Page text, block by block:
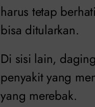
harus tetap
bisa ditularkan.
Di sisi lain,
penyakit yang
yang merebak.